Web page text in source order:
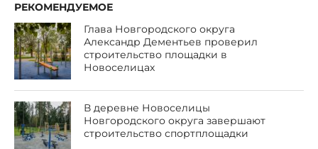
РЕКОМЕНДУЕМОЕ
Глава Новгородского округа
Александр Дементьев проверил
строительство площадки в
Новоселицах
В деревне Новоселицы
Новгородского округа завершают
строительство спортплощадки